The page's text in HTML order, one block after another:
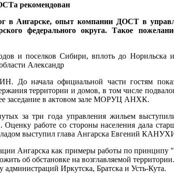
рекомендован
в Ангарске, опыткомпании ДОСТ в
федерального округа. Такое
и поселков Сибири, вплоть до Норильска
Александр
начала официальной части гостям
территории и домов, в том числе
заседание в актовом зале МОРУЦ АНХК.
за три года управления жильем
работе со стороны населения дала
выступил глава Ангарска Евгений
Ангарска как примеры работы по принципу
об обстановке на возглавляемой
Иркутска, Братска и Усть-Кута.